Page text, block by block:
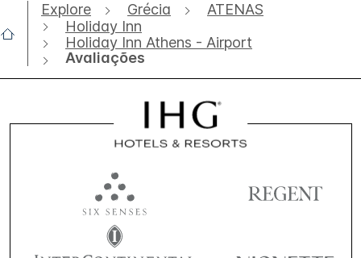
Explore Grécia
ATENAS
Holiday Inn
Holiday Inn Athens - Airport
Avaliações